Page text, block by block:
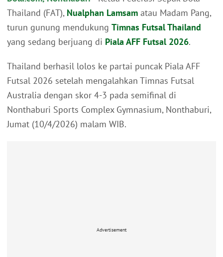
Thailand (FAT), Nualphan Lamsam atau Madam Pang,
turun gunung mendukung Timnas Futsal Thailand
yang sedang berjuang di Piala AFF Futsal 2026.
Thailand berhasil lolos ke partai puncak Piala AFF
Futsal 2026 setelah mengalahkan Timnas Futsal
Australia dengan skor 4-3 pada semifinal di
Nonthaburi Sports Complex Gymnasium, Nonthaburi,
Jumat (10/4/2026) malam WIB.
Advertisement